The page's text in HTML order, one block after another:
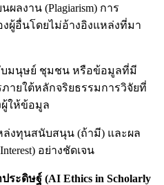
าน (Plagiarism) การ
ผู้อื่นโดยไม่อ้างอิงแหล่งที่มา
นุษย์ ชุมชน หรือข้อมูลที่มี
ายใต้หลักจริยธรรมการวิจัยที่
ผู้ให้ข้อมูล
ทุนสนับสนุน (ถ้ามี) และผล
อย่างชัดเจน
ระดิษฐ์ (AI Ethics in Scholarly